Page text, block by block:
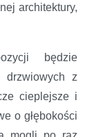
architektury,
będzie
drzwiowych z
cieplejsze i
o głębokości